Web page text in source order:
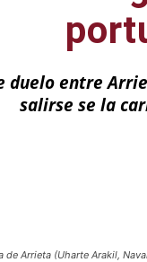
duelo entre
salirse se la
de Arrieta (Uharte Arakil,